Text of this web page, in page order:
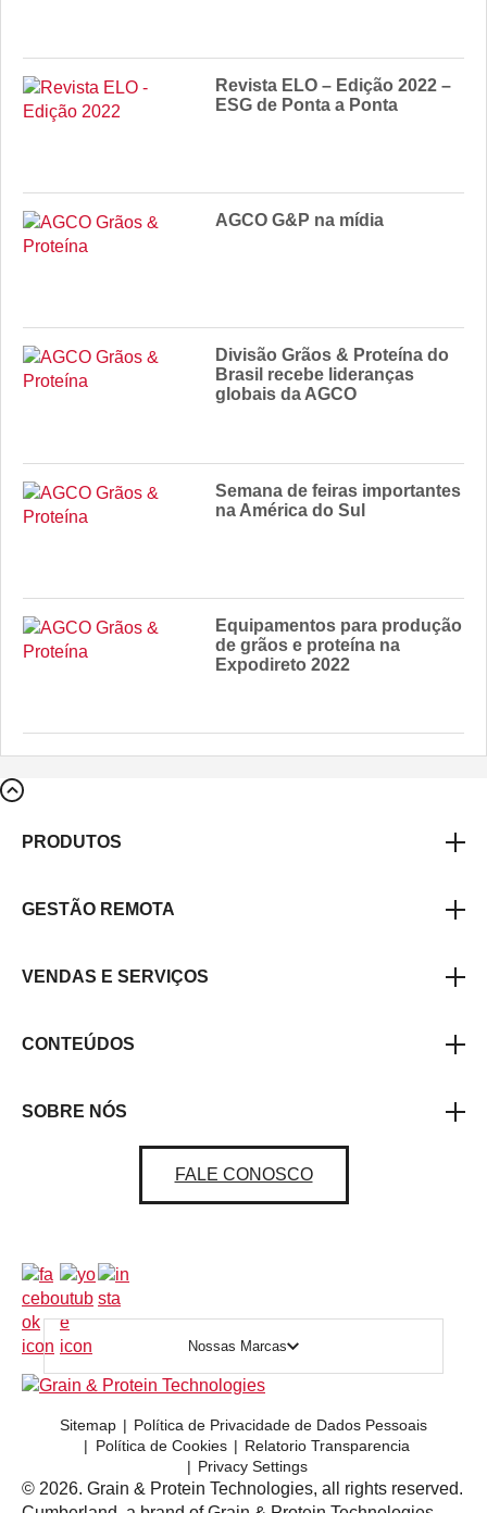
Revista ELO – Edição 2022 –
ESG de Ponta a Ponta
AGCO G&P na mídia
Divisão Grãos & Proteína do
Brasil recebe lideranças
globais da AGCO
Semana de feiras importantes
na América do Sul
Equipamentos para produção
de grãos e proteína na
Expodireto 2022
PRODUTOS
GESTÃO REMOTA
VENDAS E SERVIÇOS
CONTEÚDOS
SOBRE NÓS
FALE CONOSCO
Nossas Marcas
Sitemap
Política de Privacidade de Dados Pessoais
Política de Cookies
Relatorio Transparencia
Privacy Settings
© 2026. Grain & Protein Technologies, all rights reserved.